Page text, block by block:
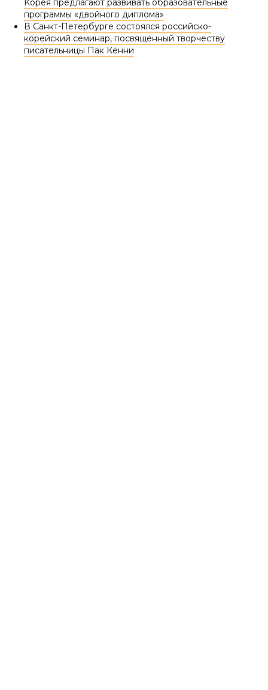
Корея предлагают развивать образовательные
программы «двойного диплома»
В Санкт-Петербурге состоялся российско-
корейский семинар, посвященный творчеству
писательницы Пак Кённи